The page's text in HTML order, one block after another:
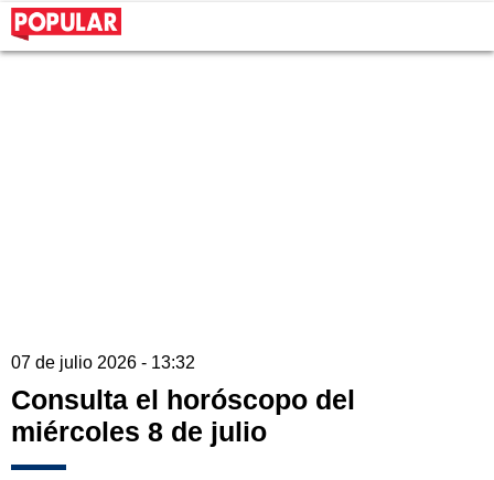
07 de julio 2026 - 13:32
Consulta el horóscopo del
miércoles 8 de julio